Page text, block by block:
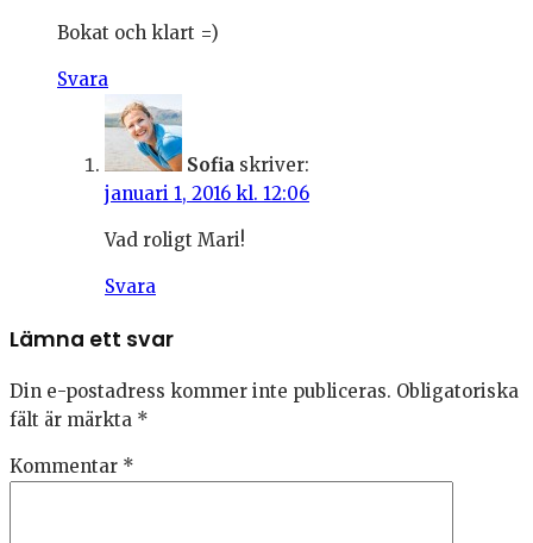
Bokat och klart =)
Svara
Sofia skriver:
januari 1, 2016 kl. 12:06
Vad roligt Mari!
Svara
Lämna ett svar
Din e-postadress kommer inte publiceras. Obligatoriska
fält är märkta *
Kommentar *